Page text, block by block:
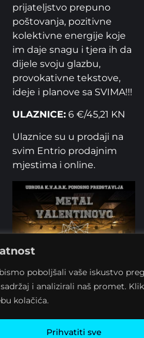
poboljšali vaše iskustvo
i analizirali naš promet.
kolačića.
Prihvatiti sve
prijateljstvo prepuno
poštovanja, pozitivne
kolektivne energije koje
im daje snagu i tjera ih da
dijele svoju glazbu,
provokativne tekstove,
ideje i planove sa SVIMA!!!
ULAZNICE: 6 €/45,21 KN
Ulaznice su u prodaji na
svim Entrio prodajnim
mjestima i online.